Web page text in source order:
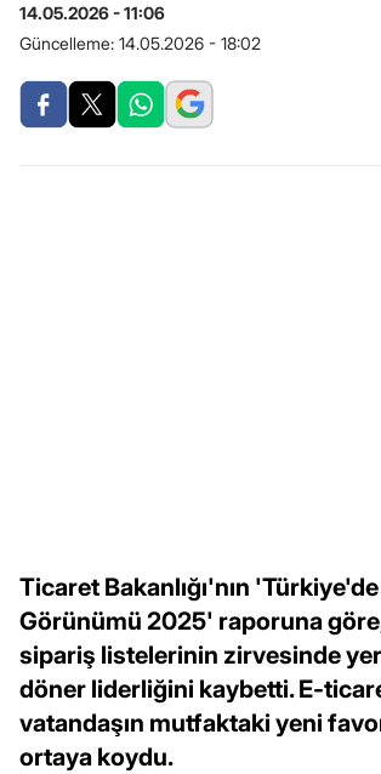
14.05.2026 - 11:06
Güncelleme: 14.05.2026 - 18:02
Ticaret Bakanlığı'nın
Görünümü 2025' raporuna göre,
sipariş listelerinin zirvesinde
döner liderliğini kaybetti. E-
vatandaşın mutfaktaki yeni
ortaya koydu.